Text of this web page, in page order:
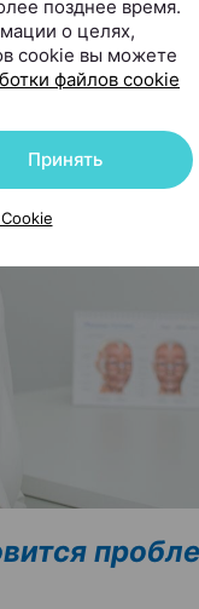
позднее время.
о целях,
cookie вы можете
файлов cookie
Принять